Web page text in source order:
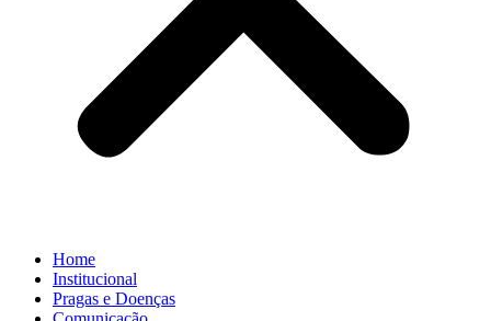
Home
Institucional
Pragas e Doenças